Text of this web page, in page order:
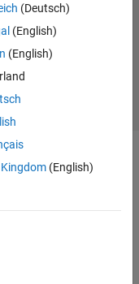
(Deutsch)
(English)
(English)
(English)